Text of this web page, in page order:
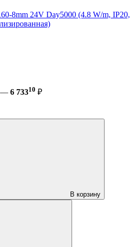
8mm 24V Day5000 (4.8 W/m, IP20,
— 6 73310 ₽
В корзину